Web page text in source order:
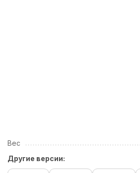
Вес
Другие версии: